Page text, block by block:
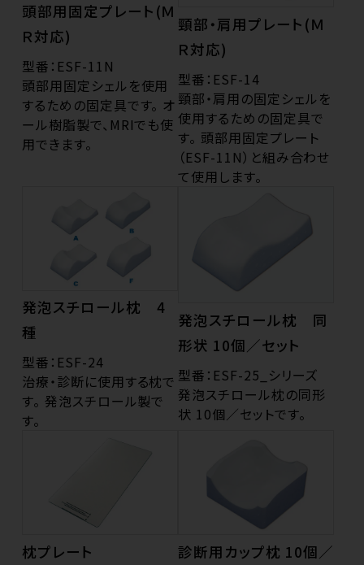
頭部用固定プレート(Ｍ
Ｒ対応)
型番：ESF-11N
頭部用固定シェルを使用
するための固定具です。 オ
ール樹脂製で、MRIでも使
用できます。
頸部・肩用プレート(Ｍ
Ｒ対応)
型番：ESF-14
頸部・肩用の固定シェルを
使用するための固定具で
す。 頭部用固定プレート
（ESF-11N）と組み合わせ
て使用します。
発泡スチロール枕 4
種
型番：ESF-24
治療・診断に使用する枕で
す。 発泡スチロール製で
す。
発泡スチロール枕 同
形状 10個／セット
型番：ESF-25_シリーズ
発泡スチロール枕の同形
状 10個／セットです。
枕プレート
診断用カップ枕 10個／